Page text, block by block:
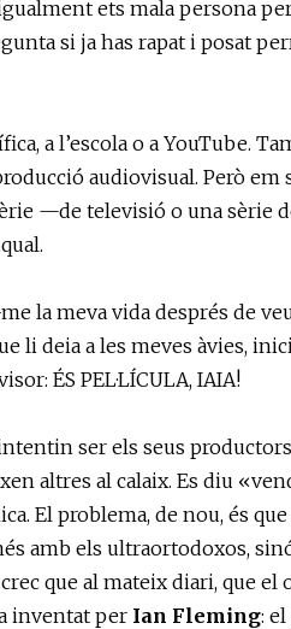
ets mala persona
si ja has rapat i posat
a l’escola o a YouTube.
audiovisual. Però em
—de televisió o una sèrie
la meva vida després de
li deia a les meves àvies,
ÉS PEL·LÍCULA, IAIA!
ser els seus
altres al calaix. Es diu
El problema, de nou, és
amb els ultraortodoxos,
que al mateix diari, que el
inventat per Ian Fleming: